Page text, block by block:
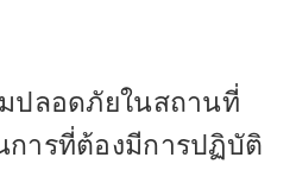
ปลอดภัยในสถานที่
การที่ต้องมีการปฏิบัติ